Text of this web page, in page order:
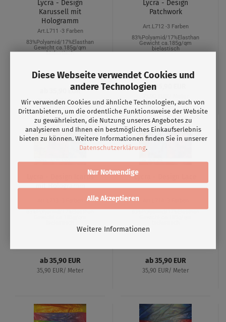
Diese Webseite verwendet Cookies und
andere Technologien
Wir verwenden Cookies und ähnliche Technologien, auch von
Drittanbietern, um die ordentliche Funktionsweise der Website
zu gewährleisten, die Nutzung unseres Angebotes zu
analysieren und Ihnen ein bestmögliches Einkaufserlebnis
bieten zu können. Weitere Informationen finden Sie in unserer
Datenschutzerklärung.
Alle Akzeptieren
Nur Notwendige
Weitere Informationen
Lycra - Design
Karussell mit
Hologramm
Art.L711 -3 Farben
83%Polyamid/17%Elasthan
Gewicht ca.185g/qm
bielastisch
ab 35,90 EUR
35,90 EUR/ Meter
Lycra - Design
Patchwork
Art.L712 -3 Farben
83%Polyamid/17%Elasthan
Gewicht ca.185g/qm
bielastisch
ab 35,90 EUR
Lycra - Design Icarus
mit Hologramm
83%Polyamid/17%Elasthan
ab 35,90 EUR
35,90 EUR/ Meter
Lycra - Design Lace
83%Polyamid/17%Elasthan
ab 35,90 EUR
35,90 EUR/ Meter